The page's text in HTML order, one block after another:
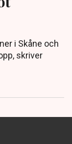
i Skåne och
skriver